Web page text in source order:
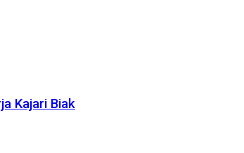
Kajari Biak